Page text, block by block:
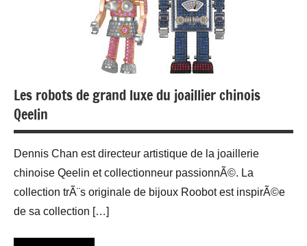
Les robots de grand luxe du joaillier chinois
Qeelin
Dennis Chan est directeur artistique de la joaillerie
chinoise Qeelin et collectionneur passionnÃ©. La
collection trÃ¨s originale de bijoux Roobot est inspirÃ©e
de sa collection […]